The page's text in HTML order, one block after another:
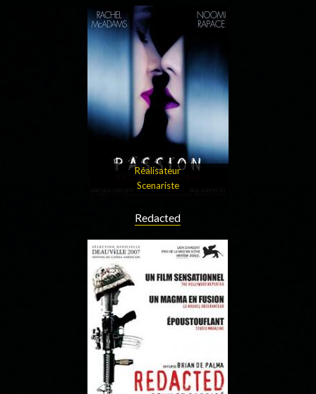
Réalisateur
Scenariste
Redacted